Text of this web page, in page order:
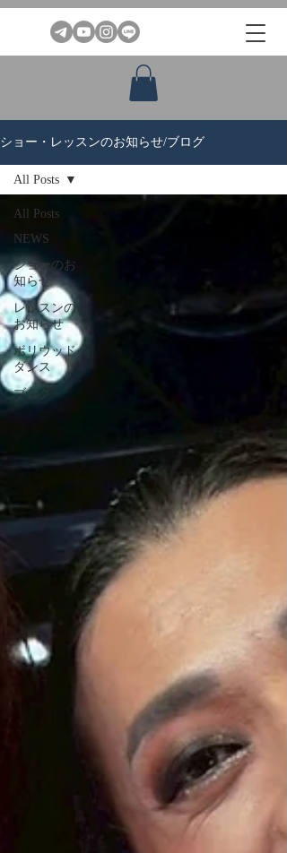
ショー・レッスンのお知らせ/ブログ
All Posts
NEWS
ショーのお
知らせ
レッスンの
お知らせ
ボリウッド
ダンス
ブログ
All Posts